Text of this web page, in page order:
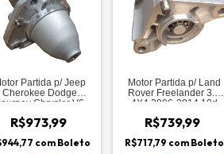
Partida p/ Jeep
Cherokee Dodge
Chrysler V6
R$973,99
com Boleto
Motor Partida p/ Land
Rover Freelander 3.2
4X4 2006-2014 10d
R$739,99
R$717,79 com Boleto